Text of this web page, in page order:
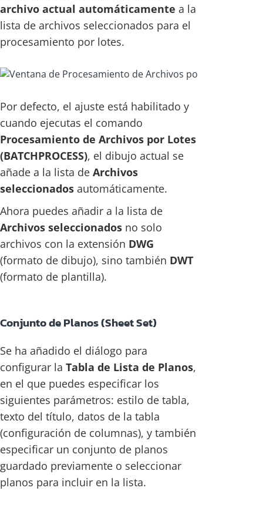
archivo actual automáticamente a la
lista de archivos seleccionados para el
procesamiento por lotes.
Por defecto, el ajuste está habilitado y
cuando ejecutas el comando
Procesamiento de Archivos por Lotes
(BATCHPROCESS), el dibujo actual se
añade a la lista de Archivos
seleccionados automáticamente.
Ahora puedes añadir a la lista de
Archivos seleccionados no solo
archivos con la extensión DWG
(formato de dibujo), sino también DWT
(formato de plantilla).
Conjunto de Planos (Sheet Set)
Se ha añadido el diálogo para
configurar la Tabla de Lista de Planos,
en el que puedes especificar los
siguientes parámetros: estilo de tabla,
texto del título, datos de la tabla
(configuración de columnas), y también
especificar un conjunto de planos
guardado previamente o seleccionar
planos para incluir en la lista.